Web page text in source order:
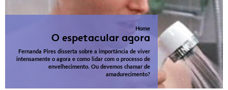
Home
O espetacular agora
Fernanda Pires disserta sobre a importância de viver
intensamente o agora e como lidar com o processo de
envelhecimento. Ou devemos chamar de
amadurecimento?